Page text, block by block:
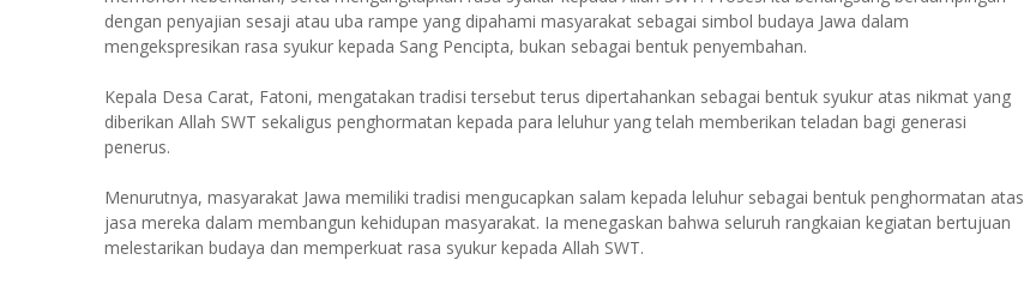
dengan penyajian sesaji atau uba rampe yang dipahami masyarakat sebagai simbol budaya Jawa dalam
mengekspresikan rasa syukur kepada Sang Pencipta, bukan sebagai bentuk penyembahan.
Kepala Desa Carat, Fatoni, mengatakan tradisi tersebut terus dipertahankan sebagai bentuk syukur atas nikmat yang
diberikan Allah SWT sekaligus penghormatan kepada para leluhur yang telah memberikan teladan bagi generasi
penerus.
Menurutnya, masyarakat Jawa memiliki tradisi mengucapkan salam kepada leluhur sebagai bentuk penghormatan atas
jasa mereka dalam membangun kehidupan masyarakat. Ia menegaskan bahwa seluruh rangkaian kegiatan bertujuan
melestarikan budaya dan memperkuat rasa syukur kepada Allah SWT.